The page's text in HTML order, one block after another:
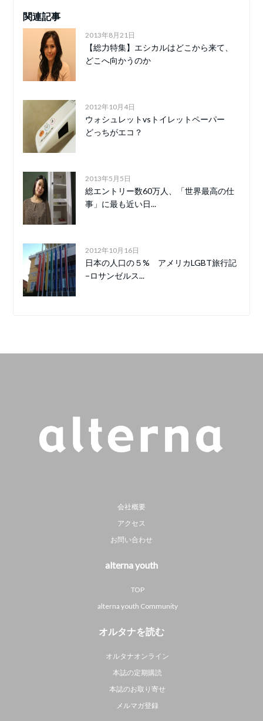
関連記事
2013年8月21日
【総力特集】エシカルはどこから来て、
どこへ向かうのか
2012年10月4日
ウォシュレットvsトイレットペーパー
どっちがエコ？
2013年5月5日
総エントリー数60万人、「世界最高の仕
事」に最も近い日...
2012年10月16日
日本の人口の５% アメリカLGBT旅行記
−ロサンゼルス...
会社概要
アクセス
お問い合わせ
alterna youth
TOP
alterna youth Community
オルタナを読む
オルタナオンライン
本誌の定期購読
本誌のお取り寄せ
メルマガ登録